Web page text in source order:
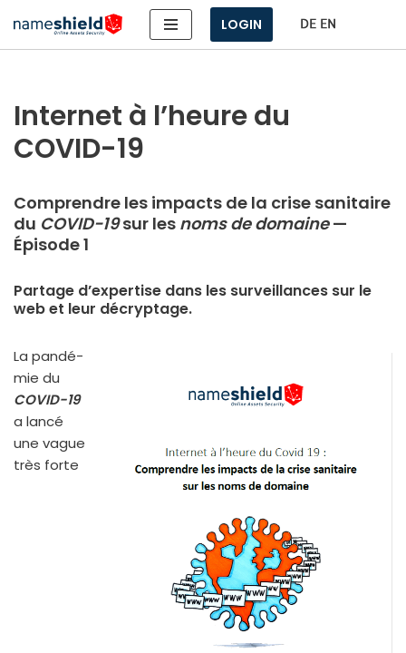
Aller
LOGIN
Internet à l’heure du
COVID-19
Comprendre les impacts de la crise sanitaire
du COVID-19 sur les noms de domaine—
Épisode 1
Partage d’expertise dans les surveillances sur le
web et leur décryptage.
La pan­dé­
mie du
COVID-19
a lan­cé
une vague
très forte